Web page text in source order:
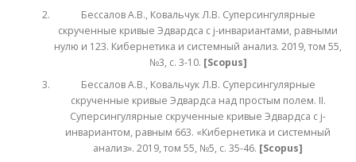
Бессалов А.В., Ковальчук Л.В. Суперсингулярные
скрученные кривые Эдвардса с j-инвариантами, равными
нулю и 123. Кибернетика и системный анализ. 2019, том 55,
№3, с. 3-10. [Scopus]
Бессалов А.В., Ковальчук Л.В. Суперсингулярные
скрученные кривые Эдвардса над простым полем. ІІ.
Суперсингулярные скрученные кривые Эдвардса с j-
инвариантом, равным 663. «Кибернетика и системный
анализ». 2019, том 55, №5, с. 35-46. [Scopus]